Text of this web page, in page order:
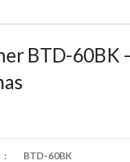
BTD-60BK
: BTD-60BK